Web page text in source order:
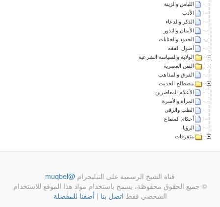
اللباس والزينة
الأدب
الذكر والدعاء
الأيمان والنذور
الحدود والجنايات
أصول الفقه
الولاية والسياسة الشرعية
الفتن العصرية
الفرق والمذاهب
مصطلح الحديث
الأعلام المعاصرين
المرأة والأسرة
الطب والرقى
أحكام السماع
الرؤيا
متفرقات
قناة الشيخ الرسمية على التيليجرام @muqbel
© جميع الحقوق محفوظة، يسمح باستخدام مواد هذا الموقع للاستخدام
الشخصي فقط اتصل بنا | أضفنا للمفضلة